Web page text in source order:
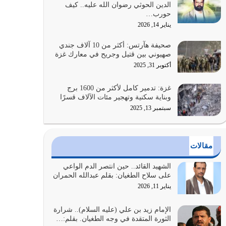
الضعف فيه كثيرة وسينصرك الله عليه إذا…
يوليو 26, 2026
أراد الله لهذه الأمة ان تكون خير امة أخرجت للناس
بالنهوض بالأمر بالمعروف والنهي عن…
يوليو 25, 2026
الدين الذي شرعه الله لا يجوز أن يخضع لآرائنا وأهوائنا
واجتهاداتنا لأننا سنختلف ونتفرق
يوليو 24, 2026
يجب أن نعود جميعاً الى القرآن وعندنا أخطاء جميعاً
لنعتصم بحبل الله جميعاً وليس كل…
يوليو 22, 2026
المُلك كله لله تعالى يؤتيه من يشاء وينزعه ممن يشاء
الدين الحوثي رضوان الله عليه.. كيف
حورب…
يناير 14, 2026
صحيفة هآرتس: أكثر من 10 آلاف جندي
صهيوني بين قتيل وجريح في معارك غزة
أكتوبر 31, 2025
غزة: تدمير كامل لأكثر من 1600 برج
وبناية سكنية وتهجير مئات الآلاف قسرًا
سبتمبر 13, 2025
مقالات
الشهيد القائد.. حين انتصر الدم الواعي
على سلاح الطغيان: بقلم عبدالله الحمران
يناير 11, 2026
الإمام زيد بن علي (عليه السلام).. شرارة
الثورة المتقدة في وجه الطغيان. بقلم:…